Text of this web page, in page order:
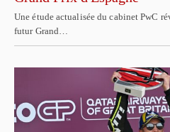
Une étude actualisée du cabinet PwC
futur Grand…